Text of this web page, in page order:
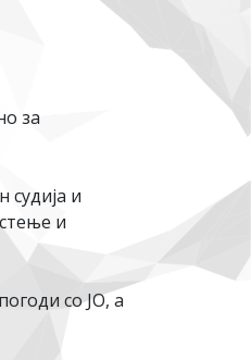
за
судија и
и
со ЈО, а